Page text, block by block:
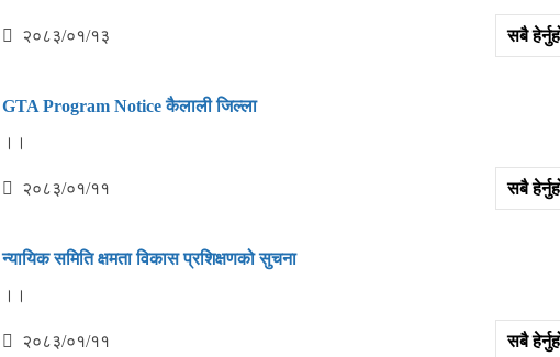
२०८३/०१/१३ सबै
GTA Program Notice कैलाली जिल्‍ला
।।
२०८३/०१/११ सबै
न्‍यायिक समिति क्षमता विकास प्रशिक्षणको सुचना
।।
२०८३/०१/११ सबै